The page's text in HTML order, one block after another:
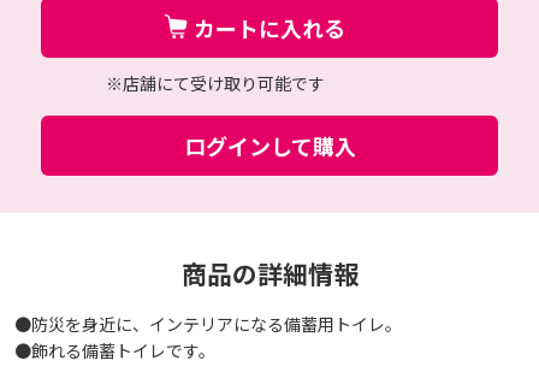
カートに入れる
※店舗にて受け取り可能です
ログインして購入
商品の詳細情報
●防災を身近に、インテリアになる備蓄用トイレ。
●飾れる備蓄トイレです。